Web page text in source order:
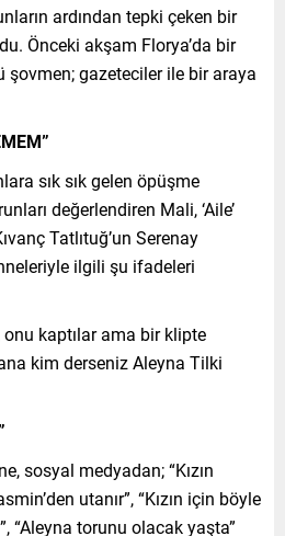
ardından tepki çeken bir
Önceki akşam Florya’da bir
gazeteciler ile bir araya
sık sık gelen öpüşme
değerlendiren Mali, ‘Aile’
Tatlıtuğ’un Serenay
ilgili şu ifadeleri
onu kaptılar ama bir klipte
kim derseniz Aleyna Tilki
sosyal medyadan; “Kızın
utanır”, “Kızın için böyle
“Aleyna torunu olacak yaşta”